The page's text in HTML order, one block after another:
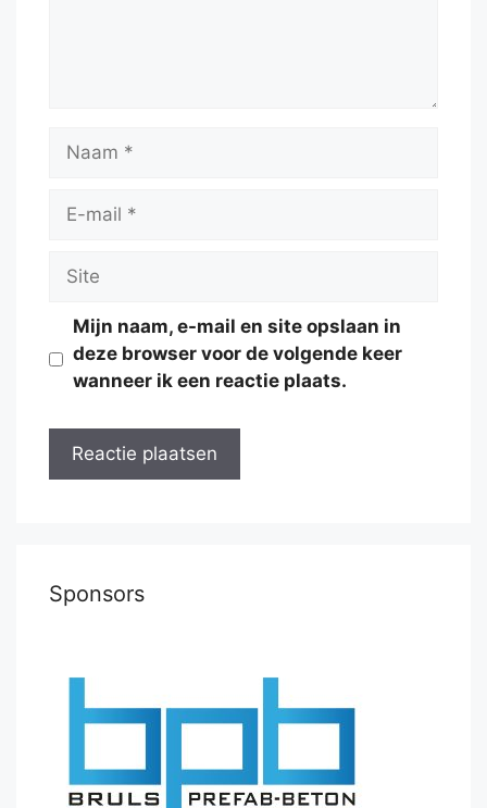
Naam
Site
Mijn naam, e-mail en site opslaan in
deze browser voor de volgende keer
wanneer ik een reactie plaats.
Sponsors